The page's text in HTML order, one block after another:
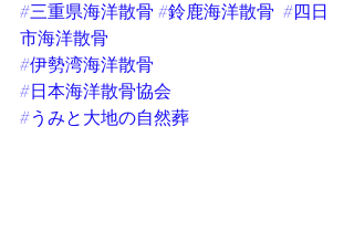
#三重県海洋散骨 #鈴鹿海洋散骨 #四日
市海洋散骨
#伊勢湾海洋散骨
#日本海洋散骨協会
#うみと大地の自然葬